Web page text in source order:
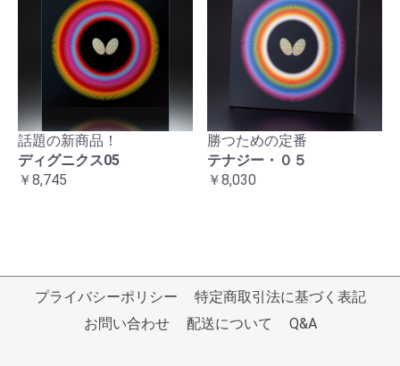
話題の新商品！
ディグニクス05
￥8,745
勝つための定番
テナジー・０５
￥8,030
プライバシーポリシー
特定商取引法に基づく表記
お問い合わせ
配送について Q&A